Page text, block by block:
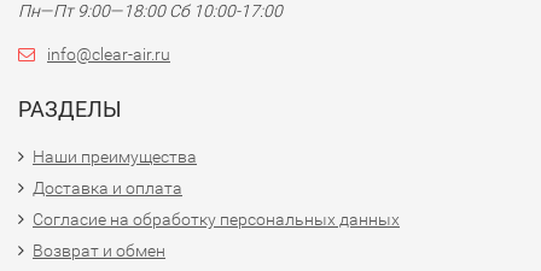
Пн—Пт 9:00—18:00 Сб 10:00-17:00
info@clear-air.ru
РАЗДЕЛЫ
Наши преимущества
Доставка и оплата
Согласие на обработку персональных данных
Возврат и обмен